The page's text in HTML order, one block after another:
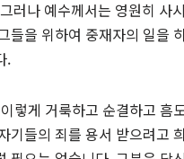
그러나 예수께서는 영원히 사
들을 위하여 중재자의 일을
.
렇게 거룩하고 순결하고 흠
기들의 죄를 용서 받으려고